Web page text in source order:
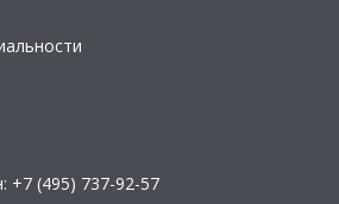
+7 (495) 737-92-57